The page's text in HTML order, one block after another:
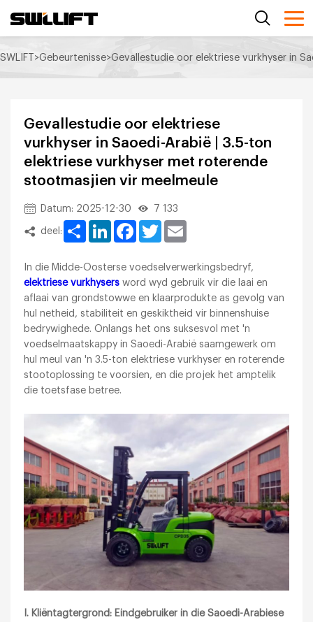
SWLIFT>Gebeurtenisse>Gevallestudie oor elektriese vurkhyser in
Gevallestudie oor elektriese
vurkhyser in Saoedi-Arabië | 3.5-ton
elektriese vurkhyser met roterende
stootmasjien vir meelmeule
Datum: 2025-12-30 7 133
deel:
Share LinkedInFacebook
Twitter
In die Midde-Oosterse voedselverwerkingsbedryf,
elektriese vurkhysers word wyd gebruik vir die laai en
aflaai van grondstowwe en klaarprodukte as gevolg van
hul netheid, stabiliteit en geskiktheid vir binnenshuise
bedrywighede. Onlangs het ons suksesvol met 'n
voedselmaatskappy in Saoedi-Arabië saamgewerk om
hul meul van 'n 3.5-ton elektriese vurkhyser en roterende
stootoplossing te voorsien, en die projek het amptelik
die toetsfase betree.
I. Kliëntagtergrond: Eindgebruiker in die Saoedi-Arabiese